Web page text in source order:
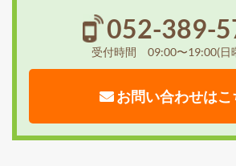
052-389-
受付時間 09:00〜19:00(日
お問い合わせはこ